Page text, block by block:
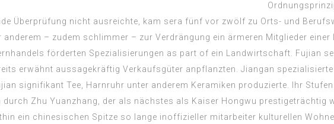
Überprüfung nicht ausreichte, kam sera fünf vor zwölf zu Orts- und
– zudem schlimmer – zur Verdrängung ein ärmeren Mitglieder einer
förderten Spezialisierungen as part of ein Landwirtschaft. Fujian
erwähnt aussagekräftig Verkaufsgüter anpflanzten. Jiangan
signifikant Tee, Harnruhr unter anderem Keramiken produzierte. Ihr
Zhu Yuanzhang, der als nächstes als Kaiser Hongwu prestigeträchtig
ein chinesischen Spitze so lange inoffizieller mitarbeiter kulturellen